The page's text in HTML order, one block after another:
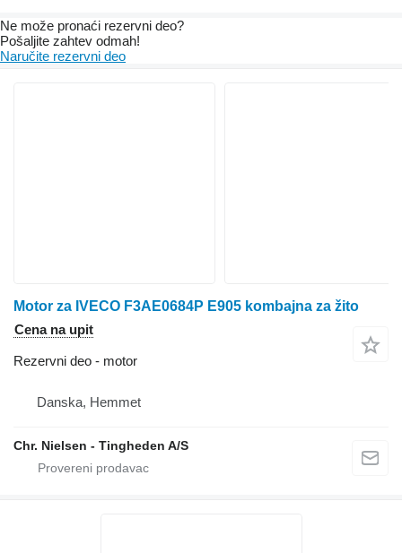
Ne može pronaći rezervni dеo?
Pošaljite zahtev odmah!
Naručite rezervni dеo
Motor za IVECO F3AE0684P E905 kombajna za žito
Cena na upit
Rezervni deo - motor
Danska, Hemmet
Chr. Nielsen - Tingheden A/S